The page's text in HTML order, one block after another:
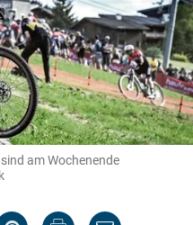
am Wochenende